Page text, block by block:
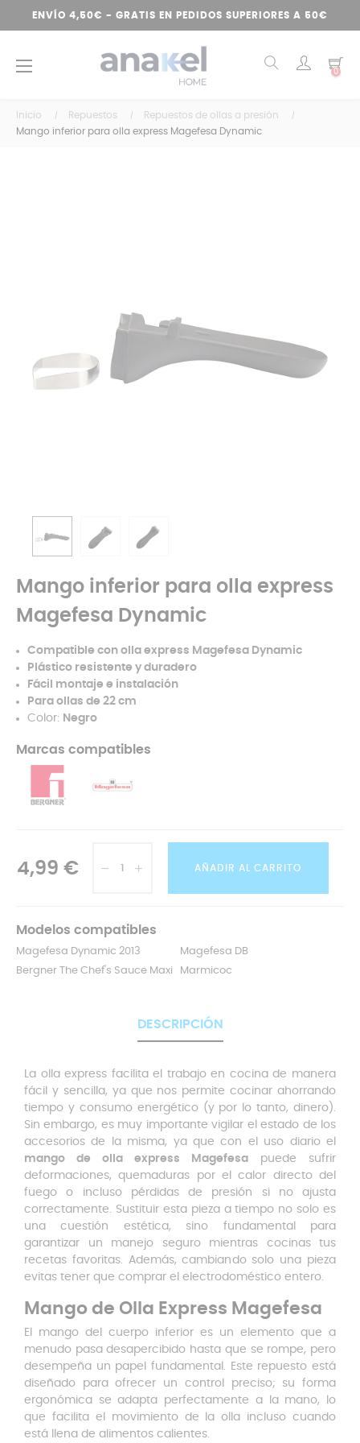
ENVÍO 4,50€ - GRATIS EN PEDIDOS SUPERIORES A 50€
Navegación
☰ 0
Inicio Repuestos
Repuestos de ollas a presión
Mango inferior para olla express Magefesa Dynamic
Mango inferior para olla express
Magefesa Dynamic
Compatible con olla express Magefesa Dynamic
Plástico resistente y duradero
Fácil montaje e instalación
Para ollas de 22 cm
Color: Negro
Marcas compatibles
4,99 € AÑADIR AL CARRITO
Modelos compatibles
Magefesa Dynamic 2013
Magefesa DB
Bergner The Chef's Sauce Maxi
Marmicoc
DESCRIPCIÓN
La olla express facilita el trabajo en cocina de manera
fácil y sencilla, ya que nos permite cocinar ahorrando
tiempo y consumo energético (y por lo tanto, dinero).
Sin embargo, es muy importante vigilar el estado de los
accesorios de la misma, ya que con el uso diario el
mango de olla express Magefesa puede sufrir
deformaciones, quemaduras por el calor directo del
fuego o incluso pérdidas de presión si no ajusta
correctamente. Sustituir esta pieza a tiempo no solo es
una cuestión estética, sino fundamental para
garantizar un manejo seguro mientras cocinas tus
recetas favoritas. Además, cambiando solo una pieza
evitas tener que comprar el electrodoméstico entero.
Mango de Olla Express Magefesa
El mango del cuerpo inferior es un elemento que a
menudo pasa desapercibido hasta que se rompe, pero
desempeña un papel fundamental. Este repuesto está
diseñado para ofrecer un control preciso; su forma
ergonómica se adapta perfectamente a la mano, lo
que facilita el movimiento de la olla incluso cuando
está llena de alimentos calientes.